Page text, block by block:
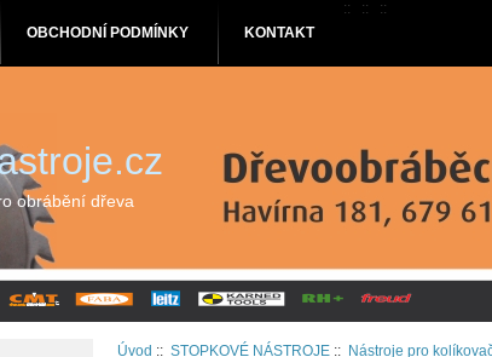
::
::
OBCHODNÍ PODMÍNKY
::
KONTAKT
obrábění dřeva
Úvod :: STOPKOVÉ NÁSTROJE :: Nástroje pro